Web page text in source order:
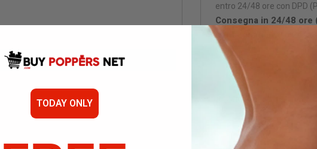
Consegna in 24/48 ore
consegnati entro 24/
TODAY ONLY